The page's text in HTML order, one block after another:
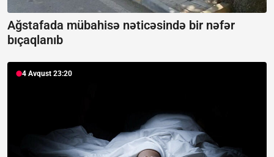
Ağstafada mübahisə nəticəsində bir nəfər
bıçaqlanıb
4 Avqust 23:20